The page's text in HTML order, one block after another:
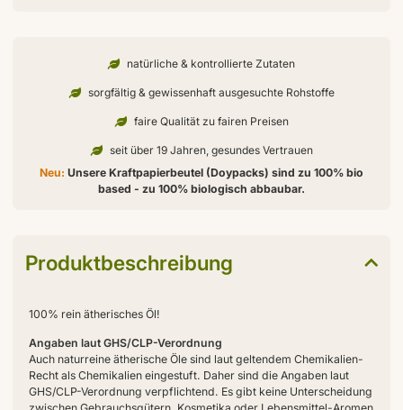
natürliche & kontrollierte Zutaten
sorgfältig & gewissenhaft ausgesuchte Rohstoffe
faire Qualität zu fairen Preisen
seit über 19 Jahren, gesundes Vertrauen
Neu: Unsere Kraftpapierbeutel (Doypacks) sind zu 100% bio
based - zu 100% biologisch abbaubar.
Produktbeschreibung
100% rein ätherisches Öl!
Angaben laut GHS/CLP-Verordnung
Auch naturreine ätherische Öle sind laut geltendem Chemikalien-
Recht als Chemikalien eingestuft. Daher sind die Angaben laut
GHS/CLP-Verordnung verpflichtend. Es gibt keine Unterscheidung